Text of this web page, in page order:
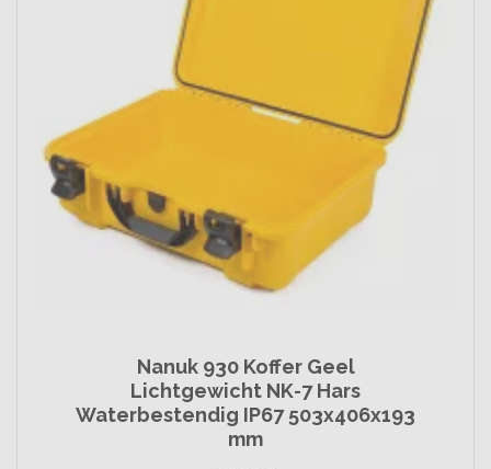
Nanuk 930 Koffer Geel
Lichtgewicht NK-7 Hars
Waterbestendig IP67 503x406x193
mm